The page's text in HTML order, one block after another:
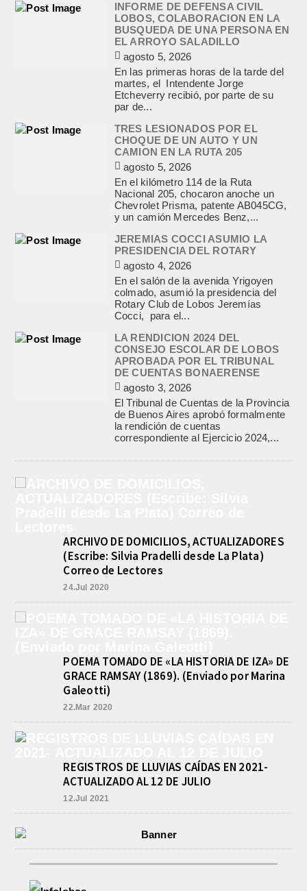
INFORME DE DEFENSA CIVIL
LOBOS, COLABORACION EN LA
BUSQUEDA DE UNA PERSONA EN
EL ARROYO SALADILLO
agosto 5, 2026
En las primeras horas de la tarde del
martes, el Intendente Jorge
Etcheverry recibió, por parte de su
par de...
TRES LESIONADOS POR EL
CHOQUE DE UN AUTO Y UN
CAMION EN LA RUTA 205
agosto 5, 2026
En el kilómetro 114 de la Ruta
Nacional 205, chocaron anoche un
Chevrolet Prisma, patente AB045CG,
y un camión Mercedes Benz,...
JEREMIAS COCCI ASUMIO LA
PRESIDENCIA DEL ROTARY
agosto 4, 2026
En el salón de la avenida Yrigoyen
colmado, asumió la presidencia del
Rotary Club de Lobos Jeremías
Cocci, para el...
LA RENDICION 2024 DEL
CONSEJO ESCOLAR DE LOBOS
APROBADA POR EL TRIBUNAL
DE CUENTAS BONAERENSE
agosto 3, 2026
El Tribunal de Cuentas de la Provincia
de Buenos Aires aprobó formalmente
la rendición de cuentas
correspondiente al Ejercicio 2024,...
ARCHIVO DE DOMICILIOS, ACTUALIZADORES
(Escribe: Silvia Pradelli desde La Plata)
Correo de Lectores
24.Jul 2020
POEMA TOMADO DE «LA HISTORIA DE IZA» DE
GRACE RAMSAY (1869). (Enviado por Marina
Galeotti)
22.Mar 2020
REGISTROS DE LLUVIAS CAÍDAS EN 2021-
ACTUALIZADO AL 12 DE JULIO
12.Jul 2021